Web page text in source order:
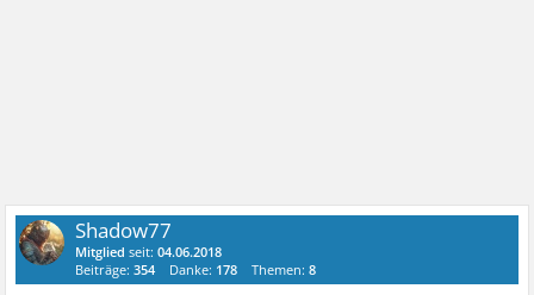
Shadow77
Mitglied seit:04.06.2018
Beiträge:354 Danke: 178 Themen:8